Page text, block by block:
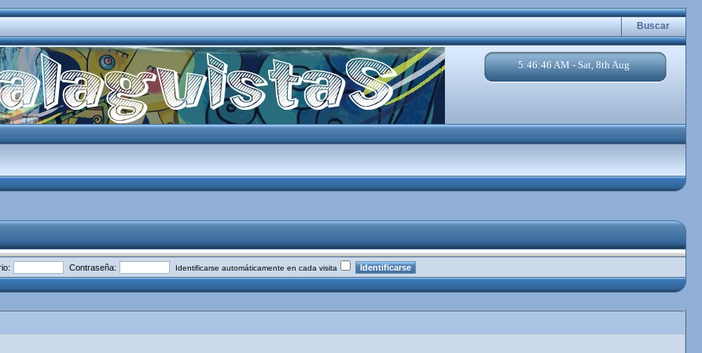
Buscar
5:46:47 AM - Sat, 8th Aug
Contraseña: Identificarse automáticamente en cada visita